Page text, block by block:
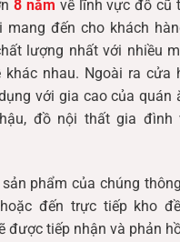
8 năm về lĩnh vực đồ cũ
mang đến cho khách
lượng nhất với nhiều
khác nhau. Ngoài ra cửa
với gia cao của quán
đồ nội thất gia đình
phẩm của chúng
hoặc đến trực tiếp kho
được tiếp nhận và phản